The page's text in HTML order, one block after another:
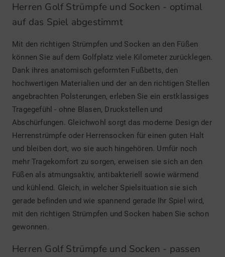
Herren Golf Strümpfe und Socken - optimal
auf das Spiel abgestimmt
Mit den richtigen Strümpfen und Socken an den Füßen
können Sie auf dem Golfplatz viele Kilometer zurücklegen.
Dank ihres anatomisch geformten Fußbetts, den
hochwertigen Materialien und der an den richtigen Stellen
angebrachten Polsterungen, erleben Sie ein erstklassiges
Tragegefühl - ohne Blasen, Druckstellen und
Abschürfungen. Gleichwohl sorgt das moderne Design der
Herrenstrümpfe oder Herrensocken für einen guten Halt
und bleiben dort, wo sie auch hingehören. Umfür noch
mehr Tragekomfort zu sorgen, erweisen sie sich an den
Füßen als atmungsaktiv, antibakteriell sowie wärmend
und kühlend. Gleich, in welcher Spielsituation sie sich
gerade befinden und wie spannend gerade Ihr Spiel wird,
mit den richtigen Strümpfen und Socken haben Sie schon
gewonnen.
Herren Golf Strümpfe und Socken - passen